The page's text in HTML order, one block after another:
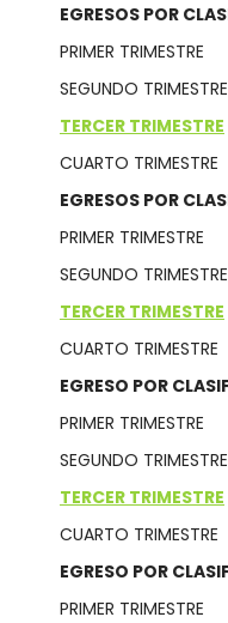
EGRESOS POR
PRIMER TRIMESTRE
SEGUNDO TRIMESTRE
TERCER TRIMESTRE
CUARTO TRIMESTRE
EGRESOS POR
PRIMER TRIMESTRE
SEGUNDO TRIMESTRE
TERCER TRIMESTRE
CUARTO TRIMESTRE
EGRESO POR
PRIMER TRIMESTRE
SEGUNDO TRIMESTRE
TERCER TRIMESTRE
CUARTO TRIMESTRE
EGRESO POR
PRIMER TRIMESTRE